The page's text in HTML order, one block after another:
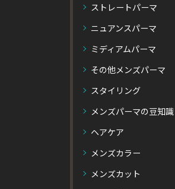
ストレートパーマ
ニュアンスパーマ
ミディアムパーマ
その他メンズパーマ
スタイリング
メンズパーマの豆知識
ヘアケア
メンズカラー
メンズカット